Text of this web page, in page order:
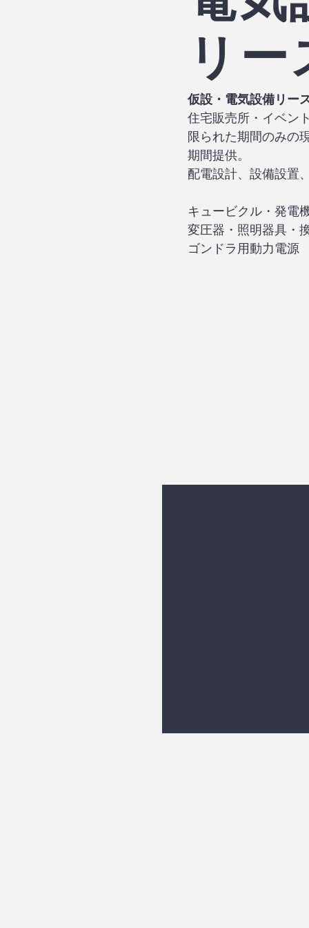
リー
仮設・電気設備リー
住宅販売所・イベン
限られた期間のみの
期間提供。
配電設計、設備設置
キュービクル・発電
変圧器・照明器具
​ゴンドラ用動力電源